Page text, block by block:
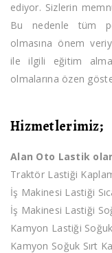
ediyor. Sizlerin
Bu nedenle tüm
olmasına önem
ile ilgili eğitim
olmalarına özen
Hizmetlerimiz;
Alan Oto Lastik
Traktör Lastiği
İş Makinesi Lastiği
İş Makinesi Lastiği
Kamyon Lastiği
Kamyon Soğuk Sırt